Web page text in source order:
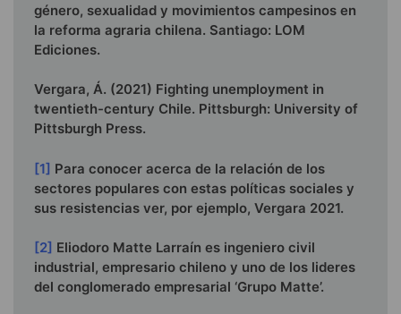
género, sexualidad y movimientos campesinos en
la reforma agraria chilena. Santiago: LOM
Ediciones.
Vergara, Á. (2021) Fighting unemployment in
twentieth-century Chile. Pittsburgh: University of
Pittsburgh Press.
[1] Para conocer acerca de la relación de los
sectores populares con estas políticas sociales y
sus resistencias ver, por ejemplo, Vergara 2021.
[2] Eliodoro Matte Larraín es ingeniero civil
industrial, empresario chileno y uno de los lideres
del conglomerado empresarial ‘Grupo Matte’.